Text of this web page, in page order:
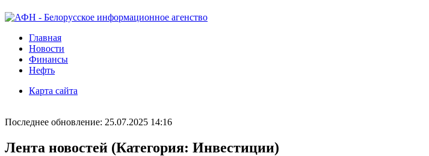
Главная
Новости
Финансы
Нефть
Карта сайта
Последнее обновление: 25.07.2025 14:16
Лента новостей (Категория: Инвестиции)